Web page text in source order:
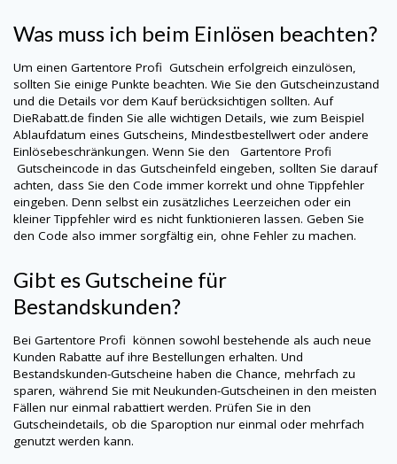
Was muss ich beim Einlösen beachten?
Um einen Gartentore Profi Gutschein erfolgreich einzulösen,
sollten Sie einige Punkte beachten. Wie Sie den Gutscheinzustand
und die Details vor dem Kauf berücksichtigen sollten. Auf
DieRabatt.de finden Sie alle wichtigen Details, wie zum Beispiel
Ablaufdatum eines Gutscheins, Mindestbestellwert oder andere
Einlösebeschränkungen. Wenn Sie den
Gartentore Profi
Gutscheincode in das Gutscheinfeld eingeben, sollten Sie darauf
achten, dass Sie den Code immer korrekt und ohne Tippfehler
eingeben. Denn selbst ein zusätzliches Leerzeichen oder ein
kleiner Tippfehler wird es nicht funktionieren lassen. Geben Sie
den Code also immer sorgfältig ein, ohne Fehler zu machen.
Gibt es Gutscheine für
Bestandskunden?
Bei Gartentore Profi können sowohl bestehende als auch neue
Kunden Rabatte auf ihre Bestellungen erhalten. Und
Bestandskunden-Gutscheine haben die Chance, mehrfach zu
sparen, während Sie mit Neukunden-Gutscheinen in den meisten
Fällen nur einmal rabattiert werden. Prüfen Sie in den
Gutscheindetails, ob die Sparoption nur einmal oder mehrfach
genutzt werden kann.